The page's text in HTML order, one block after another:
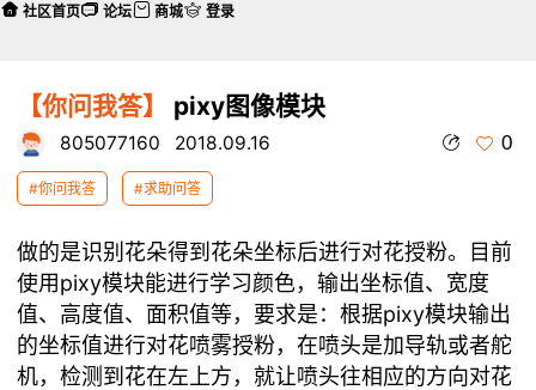
【你问我答】 pixy图像模块
805077160 2018.09.16 0
#你问我答 #求助问答
做的是识别花朵得到花朵坐标后进行对花授粉。目前
使用pixy模块能进行学习颜色，输出坐标值、宽度
值、高度值、面积值等，要求是：根据pixy模块输出
的坐标值进行对花喷雾授粉，在喷头是加导轨或者舵
机，检测到花在左上方，就让喷头往相应的方向对花
社区首页 论坛 商城 登录